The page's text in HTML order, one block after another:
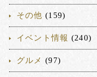
その他 (159)
イベント情報 (240)
グルメ (97)